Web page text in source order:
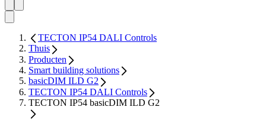
TECTON IP54 DALI Controls
Thuis
Producten
Smart building solutions
basicDIM ILD G2
TECTON IP54 DALI Controls
TECTON IP54 basicDIM ILD G2